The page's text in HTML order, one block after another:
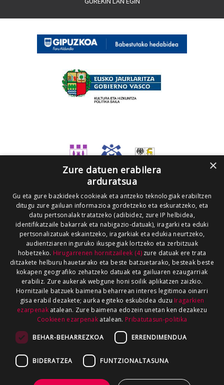
×
Zure datuen erabilera
arduratsua
Gu eta gure bazkideek cookieak eta antzeko teknologiak erabiltzen
ditugu zure gailuan informazioa gordetzeko eta eskuratzeko, eta
datu pertsonalak tratatzeko (adibidez, zure IP helbidea,
identifikatzaile bakarrak eta nabigazio-datuak), iragarki eta eduki
pertsonalizatuak eskaintzeko, iragarkiak eta edukia neurtzeko,
audientziaren inguruko ikuspegiak lortzeko eta zerbitzuak
hobetzeko. Hirugarrenen hornitzaileek (4)zure datuak ere trata
ditzakete helburu hauetarako eta beste batzuetarako, besteak beste
kokapen geografiko zehatzeko datuak eta gailuaren ezaugarriak
erabiliz. Zure aukerak webgune honi soilik aplikatzen zaizkio.
Hornitzaile batzuek baimena beharrean interes legitimoa oinarri
gisa erabil dezakete; aurka egiteko eskubidea duzu Iragarkien
ezarpenakatalean. Zure baimena edozein unetan ken dezakezu
Cookieen ezarpenak atalean. Pribatutasun-politika
BEHAR-BEHARREZKOA ERRENDIMENDUA
BIDERATZEA FUNTZIONALTASUNA